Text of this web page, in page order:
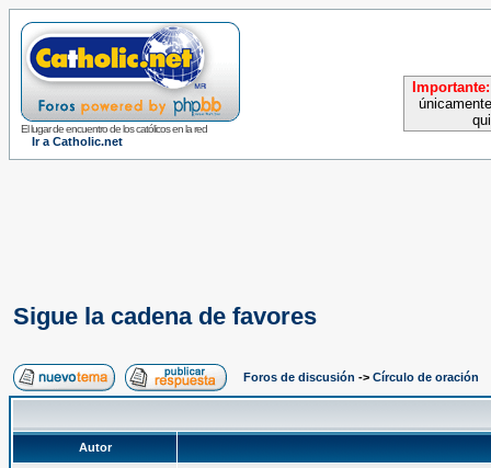
El lugar de encuentro de los católicos en la red
Ir a Catholic.net
Importante:
Sigue la cadena de favores
Foros de discusión -> Círculo de oración
Autor